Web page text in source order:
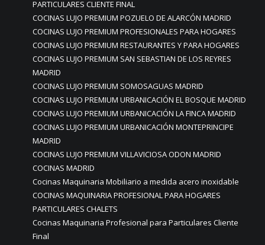
PARTICULARES CLIENTE FINAL
COCINAS LUJO PREMIUM POZUELO DE ALARCÓN MADRID
COCINAS LUJO PREMIUM PROFESIONALES PARA HOGARES
COCINAS LUJO PREMIUM RESTAURANTES Y PARA HOGARES
COCINAS LUJO PREMIUM SAN SEBASTIAN DE LOS REYRES
MADRID
COCINAS LUJO PREMIUM SOMOSAGUAS MADRID
COCINAS LUJO PREMIUM URBANICACIÓN EL BOSQUE MADRID
COCINAS LUJO PREMIUM URBANICACIÓN LA FINCA MADRID
COCINAS LUJO PREMIUM URBANICACIÓN MONTEPRINCIPE
MADRID
COCINAS LUJO PREMIUM VILLAVICIOSA ODON MADRID
COCINAS MADRID
Cocinas Maquinaria Mobiliario a medida acero inoxidable
COCINAS MAQUINARIA PROFESIONAL PARA HOGARES
PARTICULARES CHALETS
Cocinas Maquinaria Profesional para Particulares Cliente
Final